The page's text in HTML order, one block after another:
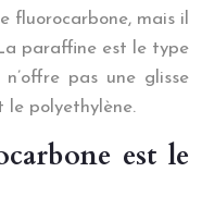
fluorocarbone, mais il
paraffine est le type
pas une glisse
le polyethylène.
est le